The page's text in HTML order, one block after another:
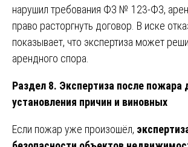
нарушил требования ФЗ № 123-ФЗ,
право расторгнуть договор. В иске
показывает, что экспертиза может
арендного спора.
Раздел 8. Экспертиза после пожара
установления причин и виновных
Если пожар уже произошёл,